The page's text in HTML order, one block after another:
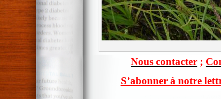
Nous contacter ;
S’abonner à notre